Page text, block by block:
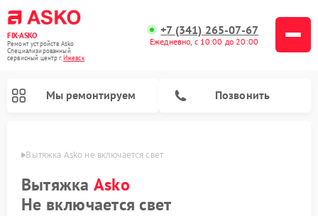
FIX-ASKO
Ремонт устройств Asko
Специализированный
cервисный центр г.Ижевск
+7 (341) 265-07-67
Ежедневно, с 10:00 до 20:00
Мы ремонтируем Позвонить
Вытяжка Asko не включается свет
Вытяжка Asko
Не включается свет